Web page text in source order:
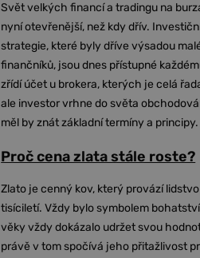
Svět velkých financí a tradingu na
nyní otevřenější, než kdy dřív.
strategie, které byly dříve výsadou
finančníků, jsou dnes přístupné
zřídí účet u brokera, kterých je celá
ale investor vrhne do světa
měl by znát základní termíny a principy.
Proč cena zlata stále roste?
Zlato je cenný kov, který provází
tisíciletí. Vždy bylo symbolem
věky vždy dokázalo udržet svou
právě v tom spočívá jeho přitažlivost